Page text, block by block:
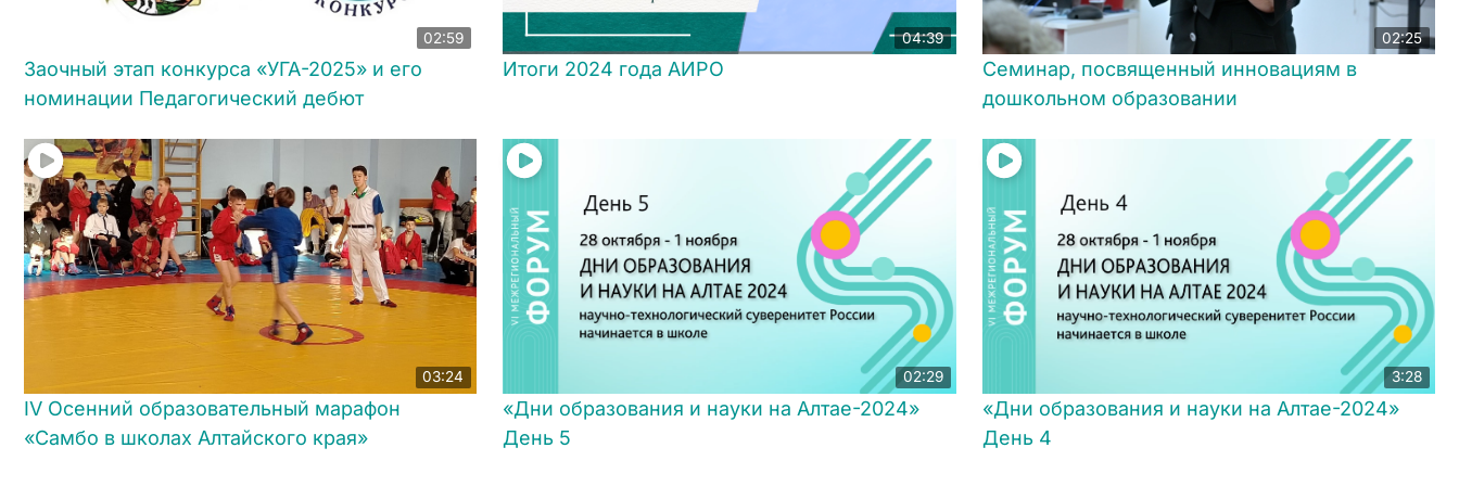
02:59
Заочный этап конкурса «УГА-2025» и его
номинации Педагогический дебют
04:39
Итоги 2024 года АИРО
02:25
Семинар, посвященный инновациям в
дошкольном образовании
03:24
IV Осенний образовательный марафон
«Самбо в школах Алтайского края»
02:29
«Дни образования и науки на Алтае-2024»
День 5
3:28
«Дни образования и науки на Алтае-2024»
День 4